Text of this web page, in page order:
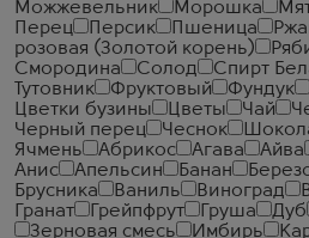
Можжевельник
Морошка
Перец
Персик Пшеница
розовая (Золотой корень)
Смородина
Солод Спирт
Тутовник
Фруктовый Фундук
Цветки бузины
Цветы Чай
Черный перец
Чеснок
Ячмень
Абрикос Агава Айва
Анис
Апельсин Банан
Брусника
Ваниль Виноград
Гранат
Грейпфрут Груша Дуб
Зерновая смесь
Имбирь